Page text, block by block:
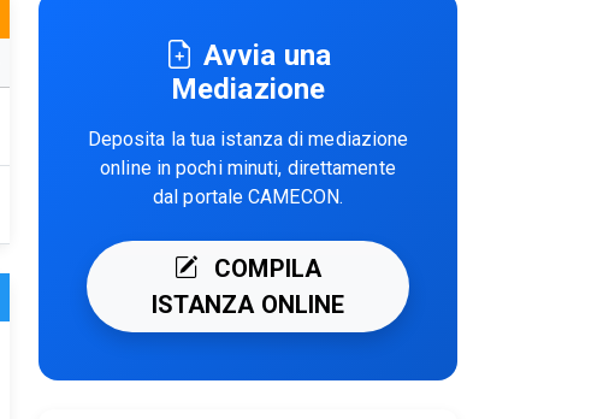
Avvia una
Mediazione
Deposita la tua istanza di mediazione
online in pochi minuti, direttamente
dal portale CAMECON.
COMPILA
ISTANZA ONLINE